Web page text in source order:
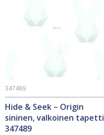
Hide & Seek – Origin
sininen, valkoinen tapetti
347489
347489